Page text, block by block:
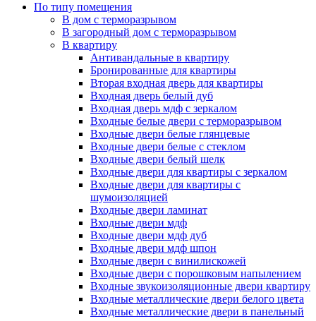
По типу помещения
В дом с терморазрывом
В загородный дом с терморазрывом
В квартиру
Антивандальные в квартиру
Бронированные для квартиры
Вторая входная дверь для квартиры
Входная дверь белый дуб
Входная дверь мдф с зеркалом
Входные белые двери с терморазрывом
Входные двери белые глянцевые
Входные двери белые с стеклом
Входные двери белый шелк
Входные двери для квартиры с зеркалом
Входные двери для квартиры с
шумоизоляцией
Входные двери ламинат
Входные двери мдф
Входные двери мдф дуб
Входные двери мдф шпон
Входные двери с винилискожей
Входные двери с порошковым напылением
Входные звукоизоляционные двери квартиру
Входные металлические двери белого цвета
Входные металлические двери в панельный